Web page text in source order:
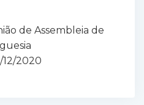
de Assembleia de
2020